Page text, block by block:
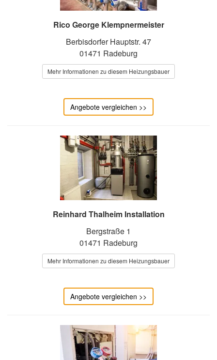
Rico George Klempnermeister
Berbisdorfer Hauptstr. 47
01471 Radeburg
Mehr Informationen zu diesem Heizungsbauer
Angebote vergleichen >>
Reinhard Thalheim Installation
Bergstraße 1
01471 Radeburg
Mehr Informationen zu diesem Heizungsbauer
Angebote vergleichen >>